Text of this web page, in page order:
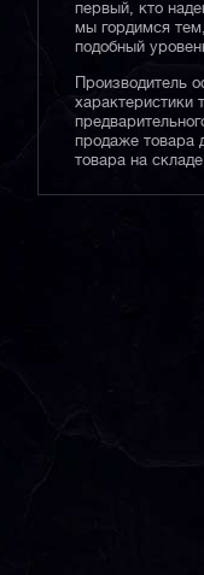
первый, кто
мы гордимся
подобный
Производитель
характеристики
продаже товара
товара на